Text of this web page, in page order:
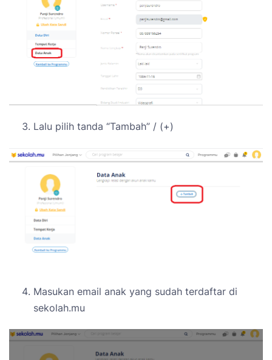
Lalu pilih tanda “Tambah” / (+)
Masukan email anak yang sudah terdaftar di
sekolah.mu